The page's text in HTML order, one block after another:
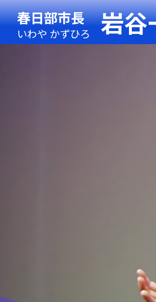
春日部市長
いわや かずひろ 岩谷